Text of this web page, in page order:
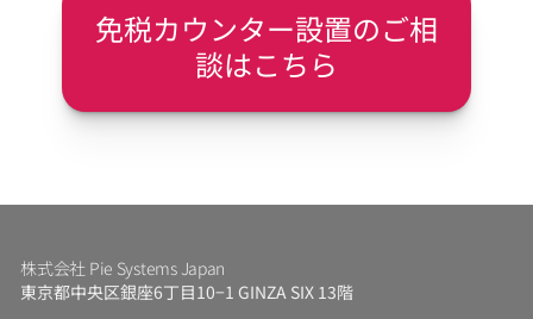
免税カウンター設置のご相
談はこちら
株式会社 Pie Systems Japan
東京都中央区銀座6丁目10−1 GINZA SIX 13階